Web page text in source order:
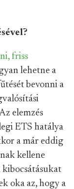
friss
lehetne a
bevonni a
elemzés
ETS hatálya
a már eddig
kellene
oka az, hogy a